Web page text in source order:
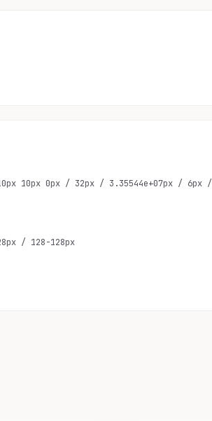
10px 0px / 32px / 3.35544e+07px / 6px /
/ 128-128px